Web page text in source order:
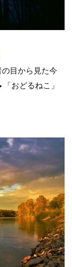
目から見た今
おどるねこ」